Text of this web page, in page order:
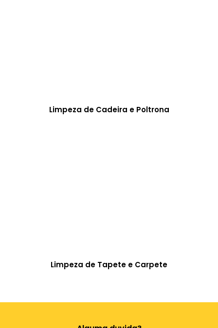
Limpeza de Cadeira e Poltrona
Limpeza de Tapete e Carpete